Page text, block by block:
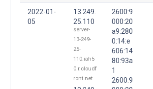
2022-01-
05
13.249.
25.110
server-
13-249-
25-
110.iah5
0.r.cloudf
ront.net
2600:9
000:20
a9:280
0:14:e
606:14
80:93a
1
2600:9